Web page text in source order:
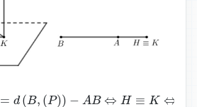
= d (B, (P)) − AB ⇔ H ≡ K ⇔